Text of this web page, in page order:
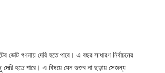
গণনায় দেরি হতে পারে। এ বছর সাধারণ নির্বাচনের
দেরি হতে পারে। এ বিষয়ে যেন গুজব না ছড়ায় সেজন্য